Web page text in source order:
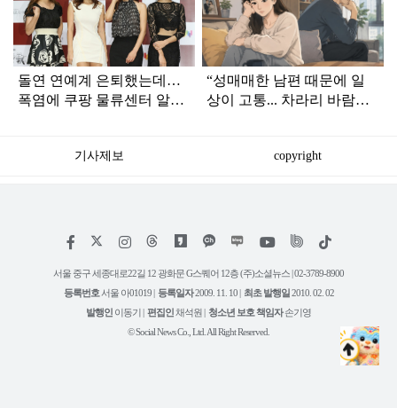
인
돌연 연예계 은퇴했는데…
폭염에 쿠팡 물류센터 알바
“성매매한 남편 때문에 일
상이 고통... 차라리 바람피
기사제보 copyright
페
스
인
타
램
위
트
유
튜
틱
서울 중구 세종대로22길 12 광화문 G스퀘어 12층 (주)소셜뉴스 | 02-3789-8900
등록번호 서울 아01019 | 등록일자2009. 11. 10 | 최초 발행일2010. 02. 02
발행인 이동기 | 편집인채석원 | 청소년 보호 책임자손기영
© Social News Co., Ltd. All Right Reserved.